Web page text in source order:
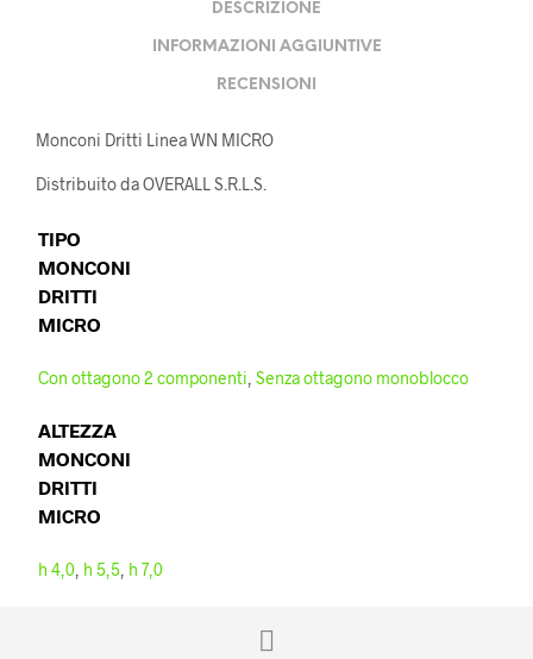
DESCRIZIONE
INFORMAZIONI AGGIUNTIVE
RECENSIONI
Monconi Dritti Linea WN MICRO
Distribuito da OVERALL S.R.L.S.
TIPO
MONCONI
DRITTI
MICRO
Con ottagono 2 componenti, Senza ottagono monoblocco
ALTEZZA
MONCONI
DRITTI
MICRO
h 4,0, h 5,5, h 7,0